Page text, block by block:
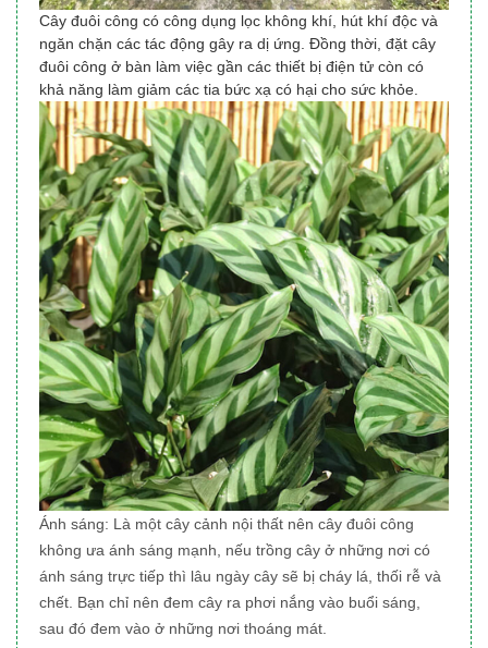
Cây đuôi công có công dụng lọc không khí, hút khí độc và
ngăn chặn các tác động gây ra dị ứng. Đồng thời, đặt cây
đuôi công ở bàn làm việc gần các thiết bị điện tử còn có
khả năng làm giảm các tia bức xạ có hại cho sức khỏe.
Ánh sáng: Là một cây cảnh nội thất nên cây đuôi công
không ưa ánh sáng mạnh, nếu trồng cây ở những nơi có
ánh sáng trực tiếp thì lâu ngày cây sẽ bị cháy lá, thối rễ và
chết. Bạn chỉ nên đem cây ra phơi nắng vào buổi sáng,
sau đó đem vào ở những nơi thoáng mát.